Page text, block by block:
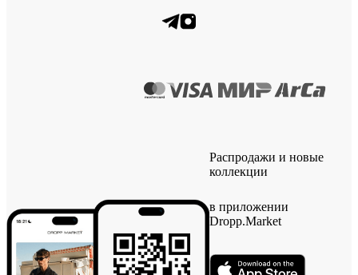
Распродажи и новые
коллекции
в приложении
Dropp.Market